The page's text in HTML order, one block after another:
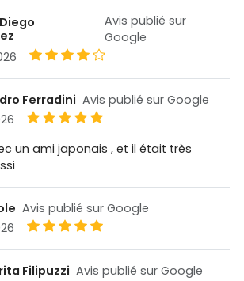
Avis publié sur
Google
Ferradini Avis publié sur Google
un ami japonais , et il était très
Avis publié sur Google
Filipuzzi Avis publié sur Google